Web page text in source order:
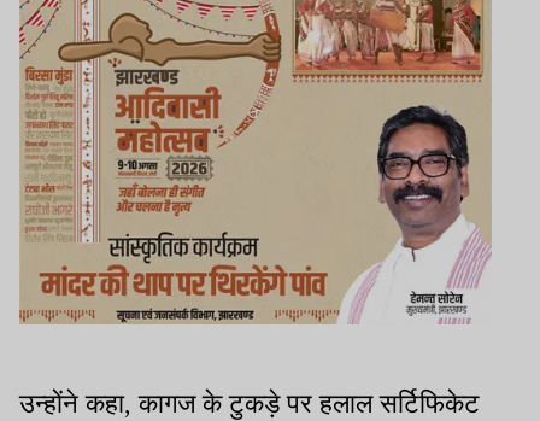
उन्होंने कहा, कागज के टुकड़े पर हलाल सर्टिफिकेट